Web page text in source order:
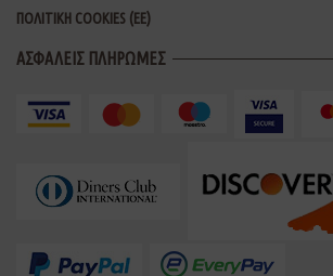
ΠΟΛΙΤΙΚΗ COOKIES (ΕΕ)
ΑΣΦΑΛΕΙΣ ΠΛΗΡΩΜΕΣ